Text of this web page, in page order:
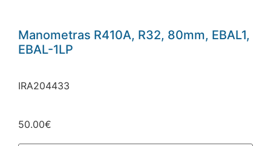
Manometras R410A, R32, 80mm, EBAL1,
EBAL-1LP
IRA204433
50.00€